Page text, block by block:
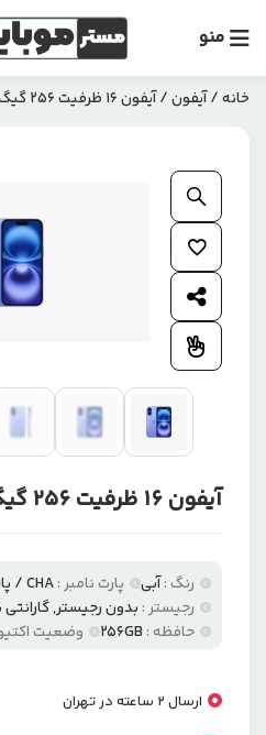
منو
خانه/آیفون/ آیفون 16 ظرفیت 256 گیگ – رنگ آبی
آیفون 16 ظرفیت 256 گیگ – رنگ آبی
رنگ :آبی پارت نامبر :CHA / پارت چین (دوسیم کارت)
رجیستر : بدون رجیستر,
حافظه : 256GB وضعیت
ارسال 2 ساعته در تهران
افزودن به علاقمندی ها
اشتراک گذاری محصول